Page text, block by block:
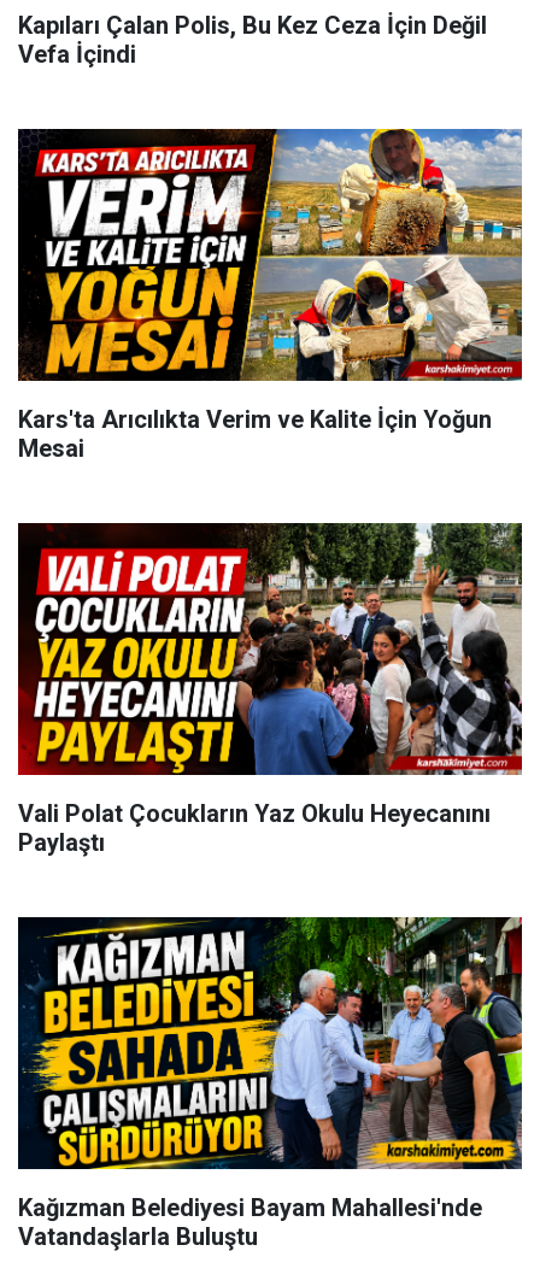
Kapıları Çalan Polis, Bu Kez Ceza İçin Değil
Vefa İçindi
Kars'ta Arıcılıkta Verim ve Kalite İçin Yoğun
Mesai
Vali Polat Çocukların Yaz Okulu Heyecanını
Paylaştı
Kağızman Belediyesi Bayam Mahallesi'nde
Vatandaşlarla Buluştu